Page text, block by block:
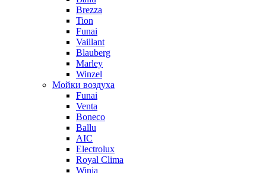
Brezza
Tion
Funai
Vaillant
Blauberg
Marley
Winzel
Мойки воздуха
Funai
Venta
Boneco
Ballu
AIC
Electrolux
Royal Clima
Winia